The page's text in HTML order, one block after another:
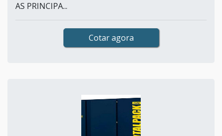
AS PRINCIPA...
Cotar agora